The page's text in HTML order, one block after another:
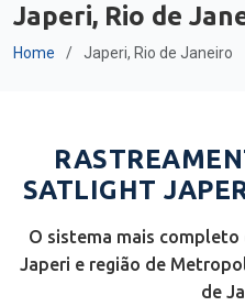
Japeri, Rio de
Home Japeri, Rio de Janeiro
SATLIGHT
O sistema mais
Japeri e região de
de